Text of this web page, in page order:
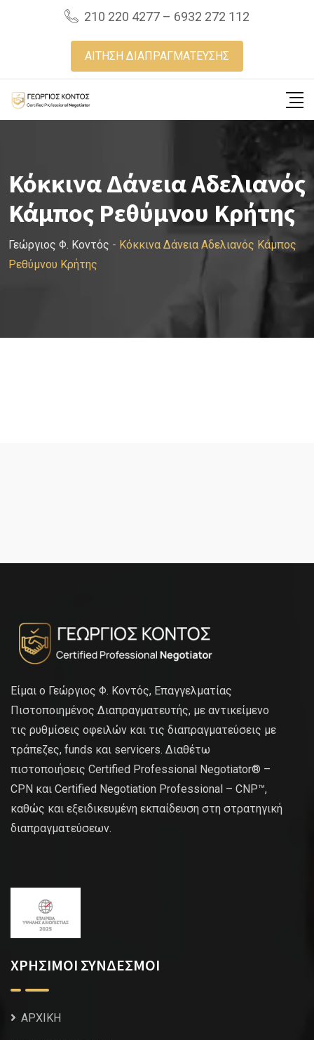
210 220 4277 – 6932 272 112
ΑΙΤΗΣΗ ΔΙΑΠΡΑΓΜΑΤΕΥΣΗΣ
Κόκκινα Δάνεια Αδελιανός
Κάμπος Ρεθύμνου Κρήτης
Γεώργιος Φ. Κοντός - Κόκκινα Δάνεια Αδελιανός Κάμπος
Ρεθύμνου Κρήτης
Είμαι ο Γεώργιος Φ. Κοντός, Επαγγελματίας
Πιστοποιημένος Διαπραγματευτής, με αντικείμενο
τις ρυθμίσεις οφειλών και τις διαπραγματεύσεις με
τράπεζες, funds και servicers. Διαθέτω
πιστοποιήσεις Certified Professional Negotiator® –
CPN και Certified Negotiation Professional – CNP™,
καθώς και εξειδικευμένη εκπαίδευση στη στρατηγική
διαπραγματεύσεων.
ΧΡΗΣΙΜΟΙ ΣΥΝΔΕΣΜΟΙ
ΑΡΧΙΚΗ